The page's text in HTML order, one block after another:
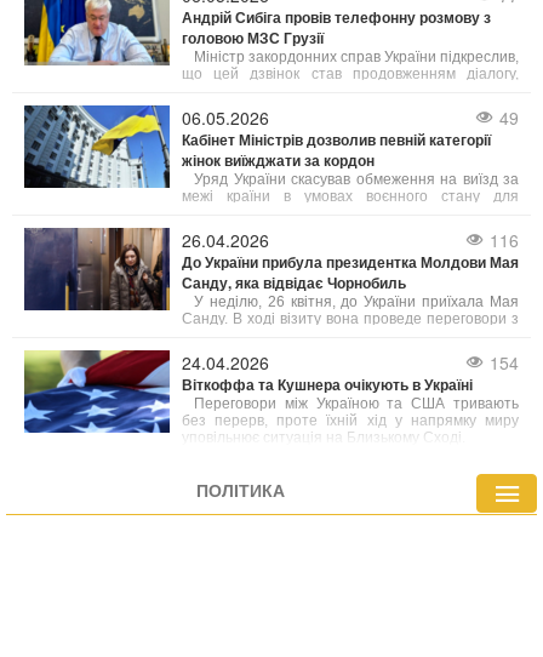
Андрій Сибіга провів телефонну розмову з
головою МЗС Грузії
Міністр закордонних справ України підкреслив,
що цей дзвінок став продовженням діалогу,
06.05.2026 49
Кабінет Міністрів дозволив певній категорії
жінок виїжджати за кордон
Уряд України скасував обмеження на виїзд за
межі країни в умовах воєнного стану для
26.04.2026 116
До України прибула президентка Молдови Мая
Санду, яка відвідає Чорнобиль
У неділю, 26 квітня, до України приїхала Мая
Санду. В ході візиту вона проведе переговори з
у рамках поїздки Санду відвідає Чорнобиль у
день пам’яті трагедії.
24.04.2026 154
Віткоффа та Кушнера очікують в Україні
Переговори між Україною та США тривають
без перерв, проте їхній хід у напрямку миру
уповільнює ситуація на Близькому Сході.
ПОЛІТИКА